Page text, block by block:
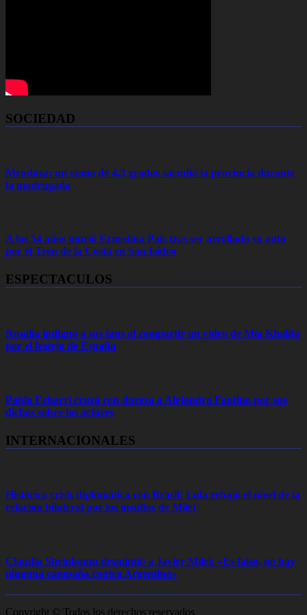
SOCIEDAD
Mendoza: un sismo de 4,3 grados sacudió la provincia durante
la madrugada
A los 54 años murió Ernestina Pais tras ser arrollado su auto
por el Tren de la Costa en San Isidro
ESPECTACULOS
Rosalía indignó a sus fans al compartir un video de Mia Khalifa
por el festejo de España
Pablo Echarri cruzó con dureza a Alejandro Fantino por sus
dichos sobre los actores
INTERNACIONALES
Histórica crisis diplomática con Brasil: Lula rebajó el nivel de la
relación bilateral por los insultos de Milei
Claudia Sheinbaum desmintió a Javier Milei: «Es falso, no hay
ninguna campaña contra Argentina»
Copyright © Todos los derechos reservados